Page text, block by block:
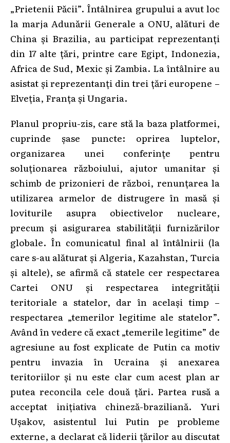
„Prietenii Păcii”. Întâlnirea grupului a avut loc
la marja Adunării Generale a ONU, alături de
China și Brazilia, au participat reprezentanți
din 17 alte țări, printre care Egipt, Indonezia,
Africa de Sud, Mexic și Zambia. La întâlnire au
asistat și reprezentanți din trei țări europene –
Elveția, Franța și Ungaria.
Planul propriu-zis, care stă la baza platformei,
cuprinde șase puncte: oprirea luptelor,
organizarea unei conferințe pentru
soluționarea războiului, ajutor umanitar și
schimb de prizonieri de război, renunțarea la
utilizarea armelor de distrugere în masă și
loviturile asupra obiectivelor nucleare,
precum și asigurarea stabilității furnizărilor
globale. În comunicatul final al întâlnirii (la
care s-au alăturat și Algeria, Kazahstan, Turcia
și altele), se afirmă că statele cer respectarea
Cartei ONU și respectarea integrității
teritoriale a statelor, dar în același timp –
respectarea „temerilor legitime ale statelor”.
Având în vedere că exact „temerile legitime” de
agresiune au fost explicate de Putin ca motiv
pentru invazia în Ucraina și anexarea
teritoriilor și nu este clar cum acest plan ar
putea reconcila cele două țări. Partea rusă a
acceptat inițiativa chineză-braziliană. Yuri
Ușakov, asistentul lui Putin pe probleme
externe, a declarat că liderii țărilor au discutat